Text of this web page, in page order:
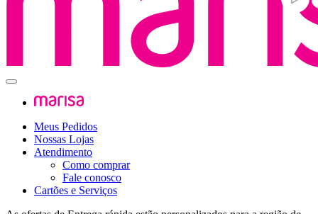
Meus Pedidos
Nossas Lojas
Atendimento
Como comprar
Fale conosco
Cartões e Serviços